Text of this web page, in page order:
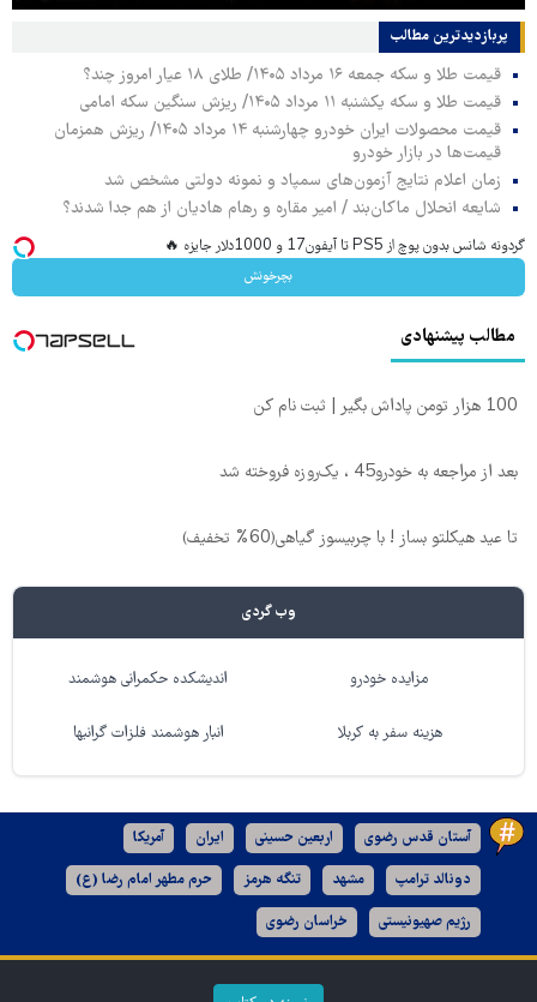
پربازدیدترین‌ مطالب
قیمت طلا و سکه جمعه ۱۶ مرداد ۱۴۰۵/ طلای ۱۸ عیار امروز چند؟
قیمت طلا و سکه یکشنبه ۱۱ مرداد ۱۴۰۵/ ریزش سنگین سکه امامی
قیمت محصولات ایران خودرو چهارشنبه ۱۴ مرداد ۱۴۰۵/ ریزش همزمان
قیمت‌ها در بازار خودرو
زمان اعلام نتایج آزمون‌های سمپاد و نمونه دولتی مشخص شد
شایعه انحلال ماکان‌بند / امیر مقاره و رهام هادیان از هم جدا شدند؟
گردونه شانس بدون پوچ از PS5 تا آیفون17 و 1000دلار جایزه 🔥
بچرخونش
مطالب پیشنهادی
100 هزار تومن پاداش بگیر | ثبت نام کن
بعد از مراجعه به خودرو45 ، یک‌روزه فروخته شد
تا عید هیکلتو بساز ! با چربیسوز گیاهی(60% تخفیف)
وب گردی
مزایده خودرو اندیشکده حکمرانی هوشمند
هزینه سفر به کربلا انبار هوشمند فلزات گرانبها
آستان قدس رضوی اربعین حسینی ایران آمریکا
دونالد ترامپ مشهد تنگه هرمز حرم مطهر امام رضا (ع)
رژیم صهیونیستی خراسان رضوی